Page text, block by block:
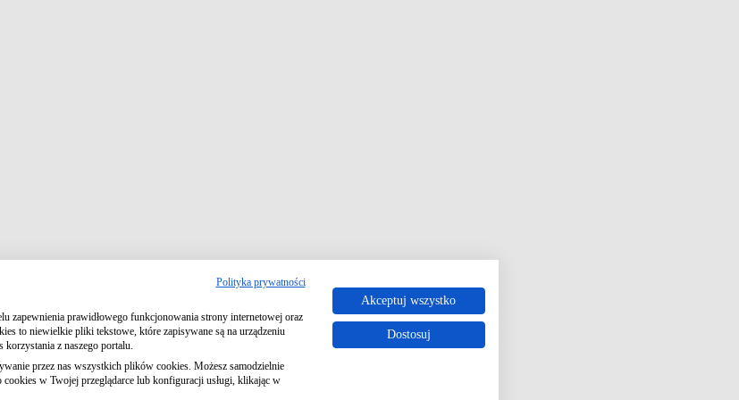
Polityka prywatności
zapewnienia prawidłowego funkcjonowania strony internetowej oraz
to niewielkie pliki tekstowe, które zapisywane są na urządzeniu
z naszego portalu.
przez nas wszystkich plików cookies. Możesz samodzielnie
w Twojej przeglądarce lub konfiguracji usługi, klikając w
Akceptuj wszystko
Dostosuj